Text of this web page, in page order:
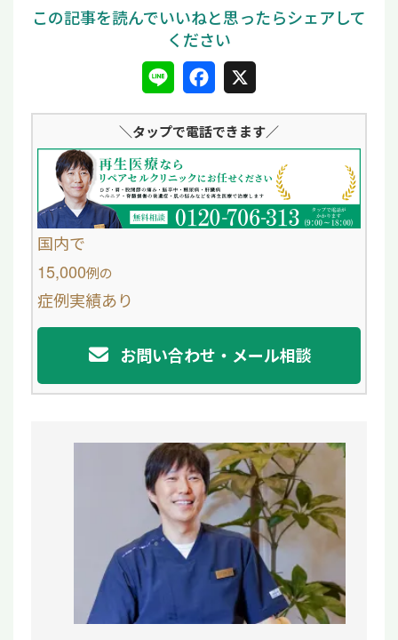
L
n
e
F
c
e
b
o
X
＼タップで電話できます／
国内で
15,000例の
症例実績あり
お問い合わせ・メール相談